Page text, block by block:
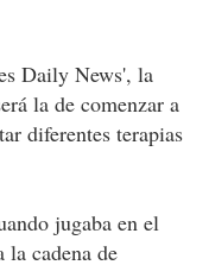
Daily News', la
la de comenzar a
diferentes terapias
jugaba en el
cadena de